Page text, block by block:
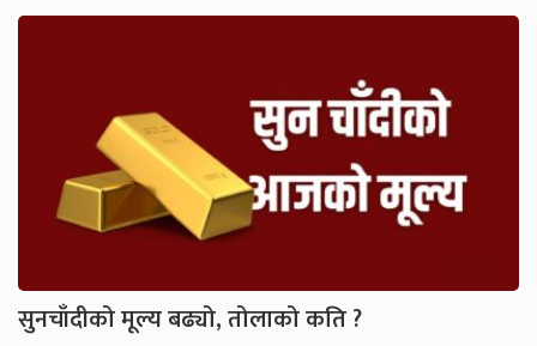
सुनचाँदीको मूल्य बढ्यो, तोलाको कति ?